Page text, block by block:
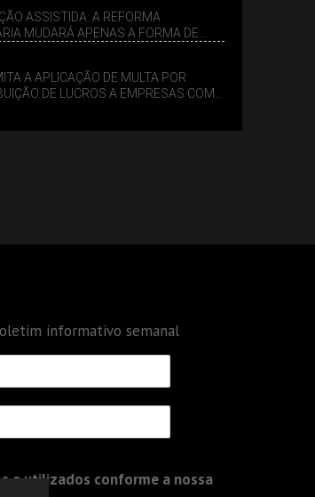
ASSISTIDA: A REFORMA
MUDARÁ APENAS A FORMA DE
A APLICAÇÃO DE MULTA POR
DE LUCROS A EMPRESAS COM
informativo semanal
e utilizados conforme a nossa